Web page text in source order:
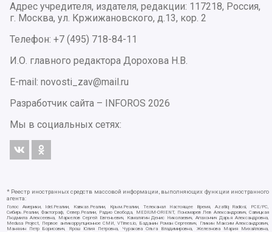
Адрес учредителя, издателя, редакции: 117218, Россия,
г. Москва, ул. Кржижановского, д.13, кор. 2
Телефон: +7 (495) 718-84-11
И.О. главного редактора Дорохова Н.В.
E-mail: novosti_zav@mail.ru
Разработчик сайта –
INFOROS 2026
Мы в социальных сетях:
* Реестр иностранных средств массовой информации, выполняющих функции иностранного
агента:
Голос Америки, Idel.Реалии, Кавказ.Реалии, Крым.Реалии, Телеканал Настоящее Время, Azatliq Radiosi, PCE/PC,
Сибирь.Реалии, Фактограф, Север.Реалии, Радио Свобода, MEDIUM-ORIENT, Пономарев Лев Александрович, Савицкая
Людмила Алексеевна, Маркелов Сергей Евгеньевич, Камалягин Денис Николаевич, Апахончич Дарья Александровна,
Medusa Project, Первое антикоррупционное СМИ, VTimes.io, Баданин Роман Сергеевич, Гликин Максим Александрович,
Маняхин Петр Борисович, Ярош Юлия Петровна, Чуракова Ольга Владимировна, Железнова Мария Михайловна,